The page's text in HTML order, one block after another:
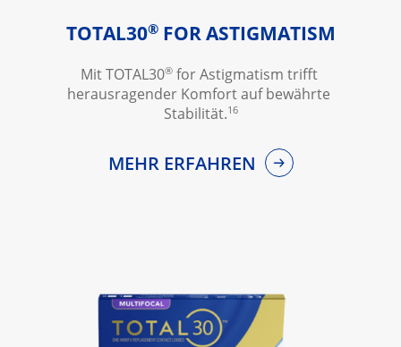
TOTAL30® FOR ASTIGMATISM
Mit TOTAL30® for Astigmatism trifft
herausragender Komfort auf bewährte
Stabilität.16
MEHR ERFAHREN